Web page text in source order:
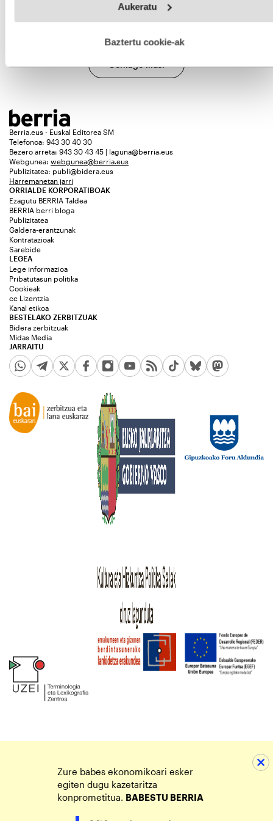
fitxategiak erabiltzen ditu. Zure esperientzia eta zerbitzuak
esplizitua ematen diguzu.Gehiago irakurri
Aukeratu
Baztertu cookie-ak
Gehiago ikusi
Berria.eus - Euskal Editorea SM
Telefonoa: 943 30 40 30
Bezero arreta: 943 30 43 45 | laguna@berria.eus
Webgunea: webgunea@berria.eus
Publizitatea: publi@bidera.eus
Harremanetan jarri
ORRIALDE KORPORATIBOAK
Ezagutu BERRIA Taldea
BERRIA berri bloga
Publizitatea
Galdera-erantzunak
Kontratazioak
Sarebide
JARRAITU
LEGEA
Lege informazioa
Pribatutasun politika
Cookieak
cc Lizentzia
Kanal etikoa
BESTELAKO ZERBITZUAK
Bidera zerbitzuak
Midas Media
Zure babes ekonomikoari esker
egiten dugu kazetaritza
konprometitua. BABESTU BERRIA